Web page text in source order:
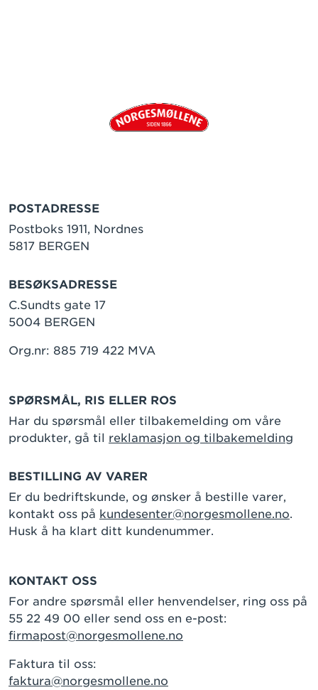
POSTADRESSE
Postboks 1911, Nordnes
5817 BERGEN
BESØKSADRESSE
C.Sundts gate 17
5004 BERGEN
Org.nr: 885 719 422 MVA
SPØRSMÅL, RIS ELLER ROS
Har du spørsmål eller tilbakemelding om våre
produkter, gå til reklamasjon og tilbakemelding
BESTILLING AV VARER
Er du bedriftskunde, og ønsker å bestille varer,
kontakt oss på kundesenter@norgesmollene.no.
Husk å ha klart ditt kundenummer.
KONTAKT OSS
For andre spørsmål eller henvendelser, ring oss på
55 22 49 00 eller send oss en e-post:
firmapost@norgesmollene.no
Faktura til oss:
faktura@norgesmollene.no